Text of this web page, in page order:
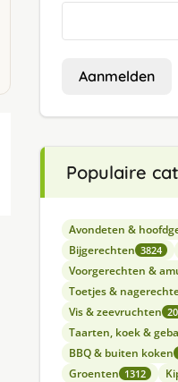
Aanmelden
Populaire
Avondeten &
Bijgerechten 3824
Voorgerechten &
Toetjes &
Vis & zeevruchten
Taarten, koek &
BBQ & buiten koken
Groenten 1312